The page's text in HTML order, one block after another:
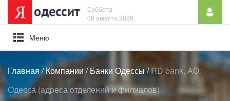
Суббота
08 августа 2026
Mеню
Главная/Компании /Банки Одессы/RD bank, АО
Одесса (адреса отделений и филиалов)